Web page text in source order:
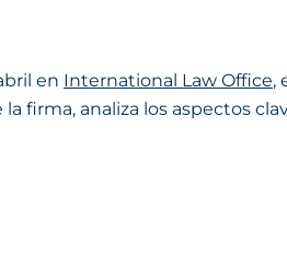
en International Law Office,
analiza los aspectos